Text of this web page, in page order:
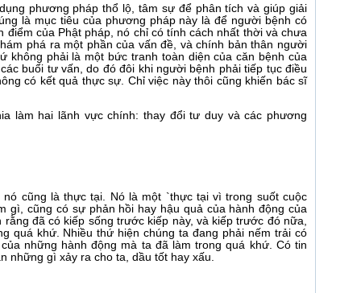
phương pháp thổ lộ, tâm sự để phân tích và giúp giải
là mục tiêu của phương pháp này là để người bệnh có
của Phật pháp, nó chỉ có tính cách nhất thời và chưa
phá ra một phần của vấn đề, và chính bản thân người
không phải là một bức tranh toàn diện của căn bệnh của
buổi tư vấn, do đó đôi khi người bệnh phải tiếp tục điều
có kết quả thực sự. Chỉ việc này thôi cũng khiến bác sĩ
làm hai lãnh vực chính: thay đổi tư duy và các phương
cũng là thực tại. Nó là một `thực tại vì trong suốt cuộc
gì, cũng có sự phản hồi hay hậu quả của hành động của
đã có kiếp sống trước kiếp này, và kiếp trước đó nữa,
quá khứ. Nhiều thứ hiện chúng ta đang phải nếm trải có
những hành động mà ta đã làm trong quá khứ. Có tin
những gì xảy ra cho ta, dầu tốt hay xấu.